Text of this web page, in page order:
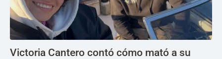
Victoria Cantero contó cómo mató a su